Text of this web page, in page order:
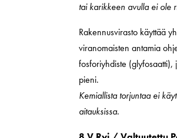
tai karikkeen avulla ei ole
Rakennusvirasto käyttää
viranomaisten antamia
fosforiyhdiste
pieni.
Kemiallista torjuntaa ei
aitauksissa.